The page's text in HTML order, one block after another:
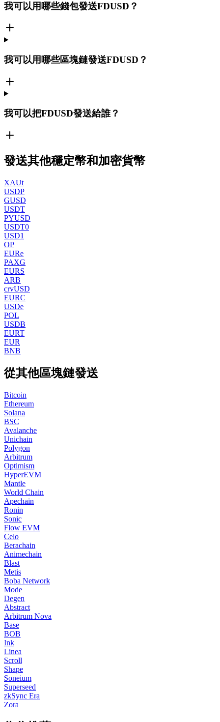
我可以用哪些錢包發送FDUSD？
我可以用哪些區塊鏈發送FDUSD？
我可以把FDUSD發送給誰？
發送其他穩定幣和加密貨幣
XAUt
USDP
GUSD
USDT
PYUSD
USDT0
USD1
OP
EURe
PAXG
EURS
ARB
crvUSD
EURC
USDe
POL
USDB
EURT
EUR
BNB
從其他區塊鏈發送
Bitcoin
Ethereum
Solana
BSC
Avalanche
Unichain
Polygon
Arbitrum
Optimism
HyperEVM
Mantle
World Chain
Apechain
Ronin
Sonic
Flow EVM
Celo
Berachain
Animechain
Blast
Metis
Boba Network
Mode
Degen
Abstract
Arbitrum Nova
Base
BOB
Ink
Linea
Scroll
Shape
Soneium
Superseed
zkSync Era
Zora